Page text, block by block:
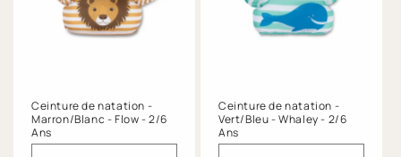
Ceinture de natation -
Marron/Blanc - Flow - 2/6
Ans
Ceinture de natation -
Vert/Bleu - Whaley - 2/6
Ans